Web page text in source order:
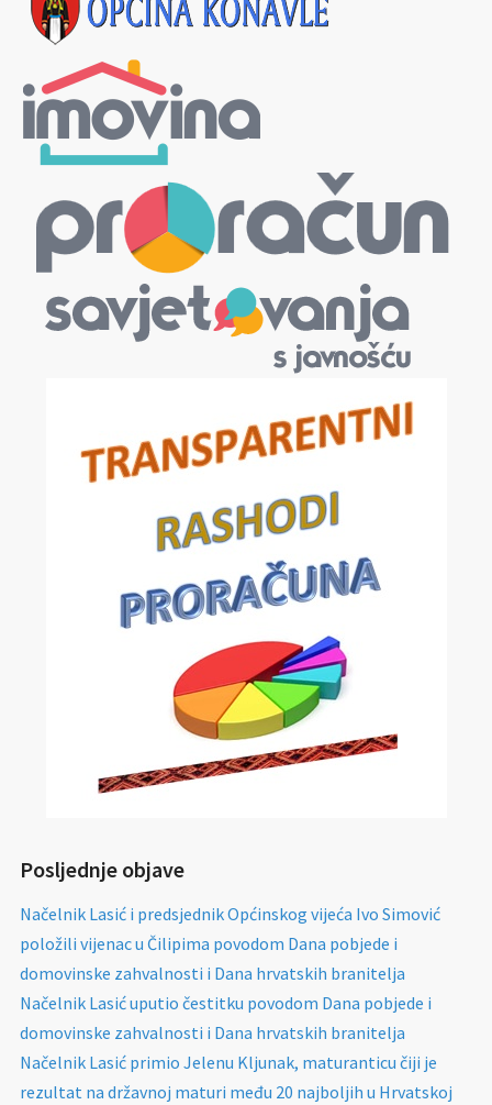
Posljednje objave
Načelnik Lasić i predsjednik Općinskog vijeća Ivo Simović
položili vijenac u Čilipima povodom Dana pobjede i
domovinske zahvalnosti i Dana hrvatskih branitelja
Načelnik Lasić uputio čestitku povodom Dana pobjede i
domovinske zahvalnosti i Dana hrvatskih branitelja
Načelnik Lasić primio Jelenu Kljunak, maturanticu čiji je
rezultat na državnoj maturi među 20 najboljih u Hrvatskoj